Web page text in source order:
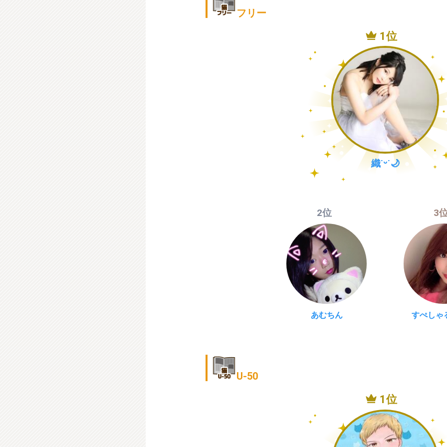
フリー
1位
織˙ᵕ˙🌙
2位
あむちん
3
すぺしゃ
U-50
1位